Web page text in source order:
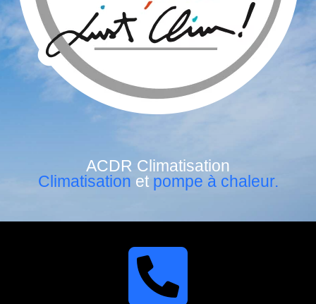
ACDR Climatisation
Climatisation etpompe à chaleur.